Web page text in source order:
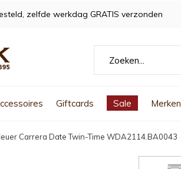
Giftcards Sale Merken
zelfde werkdag GRATIS verzonden
Carrera Date Twin-Time WDA2114.BA0043